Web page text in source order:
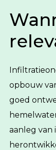
opbouw
goed
aanleg van